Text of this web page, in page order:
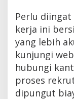
Perlu
kerja ini
yang lebih
kunjungi
hubungi
proses
dipungut